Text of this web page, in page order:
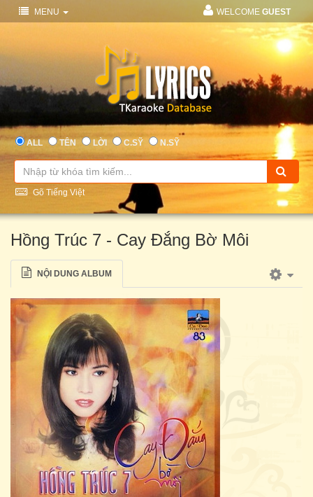
MENU WELCOME GUEST
ALL TÊN LỜI C.SỸ N.SỸ
Gõ Tiếng Việt
Hồng Trúc 7 - Cay Đắng Bờ Môi
NỘI DUNG ALBUM